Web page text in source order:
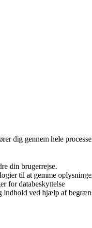
dig gennem hele
din brugerrejse.
til at gemme
for databeskyttelse
indhold ved hjælp af